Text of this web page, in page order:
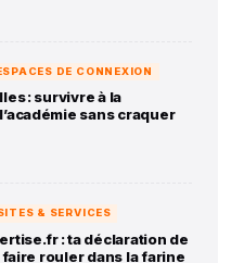
DE CONNEXION
: survivre à la
sans craquer
& SERVICES
: ta déclaration de
rouler dans la farine